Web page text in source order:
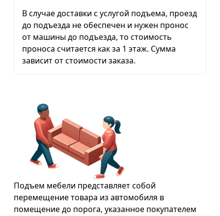
В случае доставки с услугой подъема, проезд
до подъезда не обеспечен и нужен пронос
от машины до подъезда, то стоимость
проноса считается как за 1 этаж. Сумма
зависит от стоимости заказа.
Подъем мебели представляет собой
перемещение товара из автомобиля в
помещение до порога, указанное покупателем